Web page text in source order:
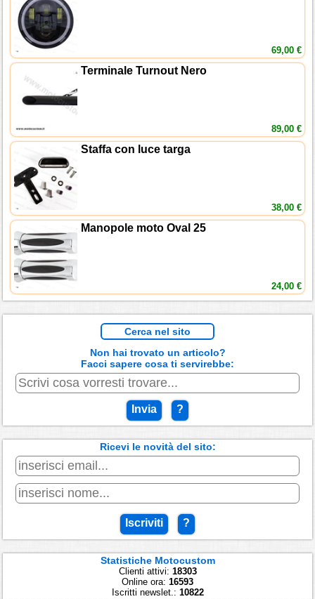
69,00 €
Terminale Turnout Nero
89,00 €
Staffa con luce targa
38,00 €
Manopole moto Oval 25
24,00 €
Cerca nel sito
Non hai trovato un articolo?
Facci sapere cosa ti servirebbe:
Invia ?
Ricevi le novità del sito:
Iscriviti ?
Statistiche Motocustom
Clienti attivi: 18303
Online ora: 16593
Iscritti newslet.: 10822